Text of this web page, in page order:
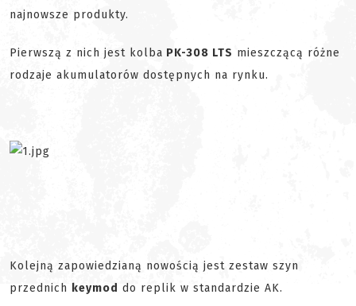
najnowsze produkty.
Pierwszą z nich jest kolba PK-308 LTS mieszczącą różne
rodzaje akumulatorów dostępnych na rynku.
Kolejną zapowiedzianą nowością jest zestaw szyn
przednich keymod do replik w standardzie AK.